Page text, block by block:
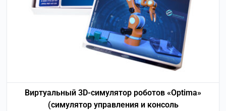
Виртуальный 3D-симулятор роботов «Optima»
(симулятор управления и консоль